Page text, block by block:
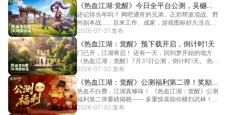
《热血江湖:觉醒》今日全平台公测，吴樾代
言，沙子哥入驻
还记得当年吗？ 网吧通宵的兄弟、正邪帮派混战、野
外副本战…… 后来工作、成家，游戏图标好久没点开
过。... [详情]
2026-07-31 发布
《热血江湖：觉醒》预下载开启，倒计时1天
门已开，江湖将启！ 还有一天，回到梦开始的地方
《热血江湖：觉醒》7月31日公测，倒计时1天。 热
血... [详情]
2026-07-30 发布
《热血江湖：觉醒》公测福利第二弹！奖励全
面升级，豪华大奖与代言人福利齐发！
热血不白费，江湖真够味！ 《热血江湖：觉醒》公测
福利第二弹重磅揭晓—— 多重惊喜助你横扫武林！
福利... [详情]
2026-07-30 发布